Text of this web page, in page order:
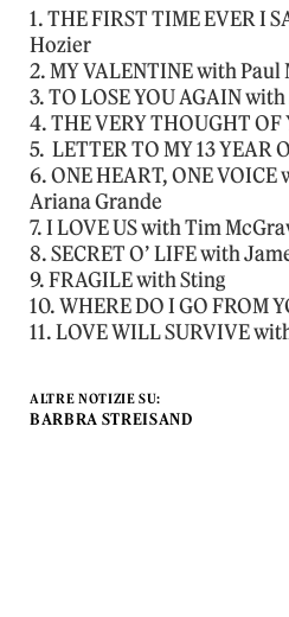
1. THE FIRST TIME EVER I
Hozier
2. MY VALENTINE with
3. TO LOSE YOU AGAIN
4. THE VERY THOUGHT
5. LETTER TO MY 13 YEAR
6. ONE HEART, ONE
Ariana Grande
7. I LOVE US with Tim
8. SECRET O’ LIFE with
9. FRAGILE with Sting
10. WHERE DO I GO FROM
11. LOVE WILL SURVIVE
ALTRE NOTIZIE SU:
BARBRA STREISAND